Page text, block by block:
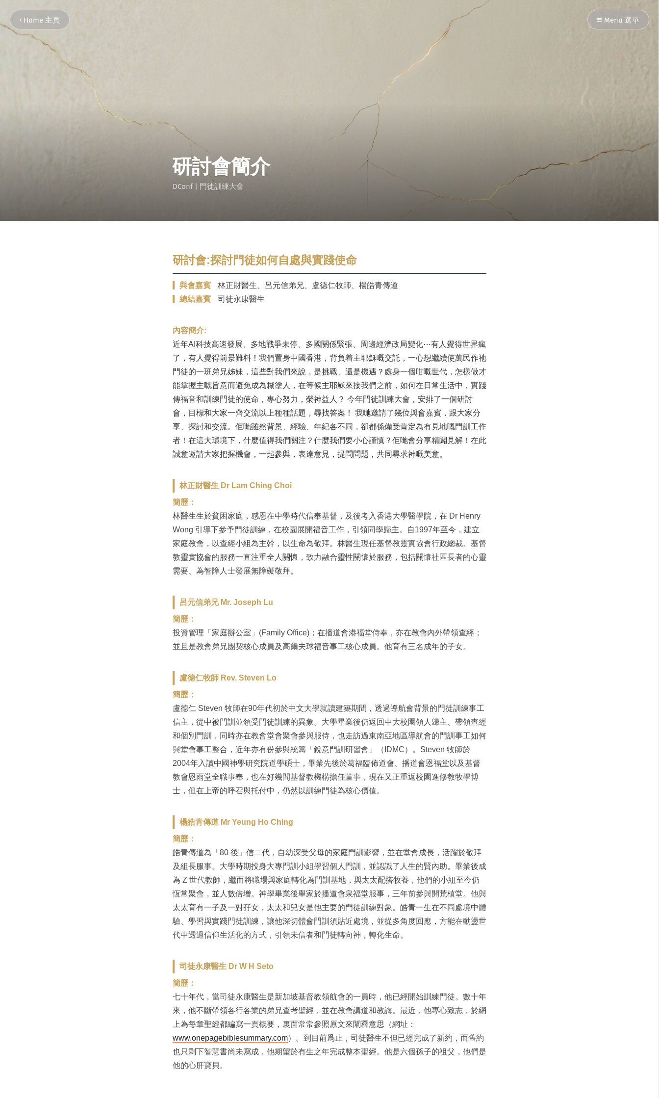
Home 主頁 Menu 選單
研討會簡介
DConf| 門徒訓練大會
研討會:探討門徒如何自處與實踐使命
與會嘉賓
林正財醫生、呂元信弟兄、盧德仁牧師、楊皓青傳道
總結嘉賓
司徒永康醫生
內容簡介:
近年AI科技高速發展、多地戰爭未停、多國關係緊張、周邊經濟政局變化⋯有人覺得世界瘋
了，有人覺得前景難料！我們置身中國香港，背負着主耶穌嘅交託，一心想繼續使萬民作祂
門徒的一班弟兄姊妹，這些對我們來說，是挑戰、還是機遇？處身一個咁嘅世代，怎樣做才
能掌握主嘅旨意而避免成為糊塗人，在等候主耶穌來接我們之前，如何在日常生活中，實踐
傳福音和訓練門徒的使命，專心努力，榮神益人？ 今年門徒訓練大會，安排了一個研討
會，目標和大家一齊交流以上種種話題，尋找答案！ 我哋邀請了幾位與會嘉賓，跟大家分
享、探討和交流。佢哋雖然背景、經驗、年紀各不同，卻都係備受肯定為有見地嘅門訓工作
者！在這大環境下，什麼值得我們關注？什麼我們要小心謹慎？佢哋會分享精闢見解！在此
誠意邀請大家把握機會，一起參與，表達意見，提問問題，共同尋求神嘅美意。
林正財醫生 Dr Lam Ching Choi
簡歷：
林醫生生於貧困家庭，感恩在中學時代信奉基督，及後考入香港大學醫學院，在 Dr Henry
Wong 引導下參予門徒訓練，在校園展開福音工作，引領同學歸主。自1997年至今，建立
家庭教會，以查經小組為主幹，以生命為敬拜。林醫生現任基督教靈實協會行政總裁。基督
教靈實協會的服務一直注重全人關懷，致力融合靈性關懷於服務，包括關懷社區長者的心靈
需要、為智障人士發展無障礙敬拜。
呂元信弟兄 Mr. Joseph Lu
簡歷：
投資管理「家庭辦公室」(Family Office)；在播道會港福堂侍奉，亦在教會內外帶領查經；
並且是教會弟兄團契核心成員及高爾夫球福音事工核心成員。他育有三名成年的子女。
盧德仁牧師 Rev. Steven Lo
簡歷：
盧德仁 Steven 牧師在90年代初於中文大學就讀建築期間，透過導航會背景的門徒訓練事工
信主，從中被門訓並領受門徒訓練的異象。大學畢業後仍返回中大校園領人歸主、帶領查經
和個別門訓，同時亦在教會堂會聚會參與服侍，也走訪過東南亞地區導航會的門訓事工如何
與堂會事工整合，近年亦有份參與統籌「銳意門訓研習會」（IDMC）。Steven 牧師於
2004年入讀中國神學研究院道學碩士，畢業先後於葛福臨佈道會、播道會恩福堂以及基督
教會恩雨堂全職事奉，也在好幾間基督教機構擔任董事，現在又正重返校園進修教牧學博
士，但在上帝的呼召與托付中，仍然以訓練門徒為核心價值。
楊皓青傳道 Mr Yeung Ho Ching
簡歷：
皓青傳道為「80 後」信二代，自幼深受父母的家庭門訓影響，並在堂會成長，活躍於敬拜
及組長服事。大學時期投身大專門訓小組學習個人門訓，並認識了人生的賢內助。畢業後成
為 Z 世代教師，繼而將職場與家庭轉化為門訓基地，與太太配搭牧養，他們的小組至今仍
恆常聚會，並人數倍增。神學畢業後舉家於播道會泉福堂服事，三年前參與開荒植堂。他與
太太育有一子及一對孖女，太太和兒女是他主要的門徒訓練對象。皓青一生在不同處境中體
驗、學習與實踐門徒訓練，讓他深切體會門訓須貼近處境，並從多角度回應，方能在動盪世
代中透過信仰生活化的方式，引領未信者和門徒轉向神，轉化生命。
司徒永康醫生 Dr W H Seto
簡歷：
七十年代，當司徒永康醫生是新加坡基督教領航會的一員時，他已經開始訓練門徒。數十年
來，他不斷帶領各行各業的弟兄查考聖經，並在教會講道和教誨。最近，他專心致志，於網
上為每章聖經都編寫一頁概要，裏面常常參照原文來闡釋意思（網址：
www.onepagebiblesummary.com）。到目前爲止，司徒醫生不但已經完成了新約，而舊約
也只剩下智慧書尚未寫成，他期望於有生之年完成整本聖經。他是六個孫子的祖父，他們是
他的心肝寶貝。